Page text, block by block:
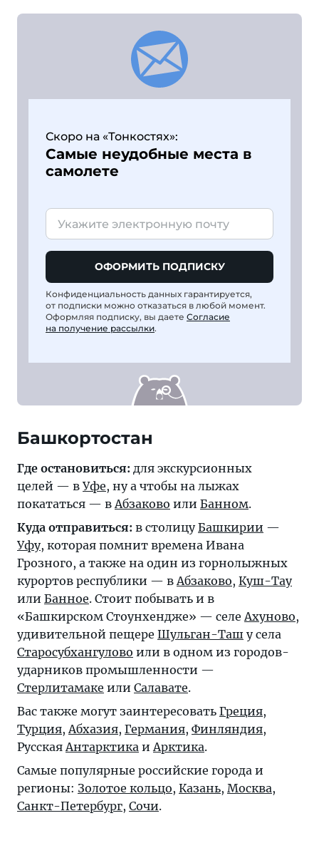
Скоро на «Тонкостях»:
Самые неудобные места в
самолете
ОФОРМИТЬ ПОДПИСКУ
Конфиденциальность данных гарантируется,
от подписки можно отказаться в любой момент.
Оформляя подписку, вы даете Согласие
на получение рассылки.
Башкортостан
Где остановиться: для экскурсионных
целей — в Уфе, ну а чтобы на лыжах
покататься — вАбзаково или Банном.
Куда отправиться: в столицуБашкирии —
Уфу, которая помнит времена Ивана
Грозного, а также на один из горнолыжных
курортов республики — вАбзаково, Куш-Тау
или Банное. Стоит побывать и в
«Башкирском Стоунхендже» — селеАхуново,
удивительной пещере Шульган-Таш у села
Старосубхангулово или в одном из городов-
ударников промышленности —
Стерлитамаке или Салавате.
Вас также могут заинтересовать Греция,
Турция,Абхазия, Германия, Финляндия,
РусскаяАнтарктика иАрктика.
Самые популярные российские города и
регионы: Золотое кольцо, Казань, Москва,
Санкт-Петербург, Сочи.